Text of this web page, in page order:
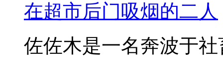
在超市后门吸烟的二人
佐佐木是一名奔波于社